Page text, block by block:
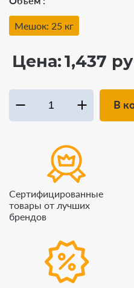
Мешок: 25 кг
Цена:1,437
В
Сертифицированные
товары от лучших
брендов